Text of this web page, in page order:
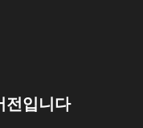
전입니다